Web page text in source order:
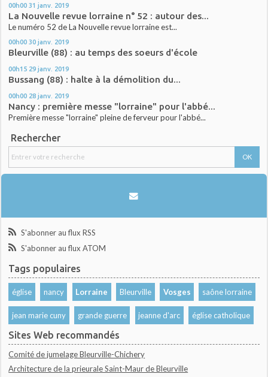
00h00 31 janv. 2019
La Nouvelle revue lorraine n° 52 : autour des...
Le numéro 52 de La Nouvelle revue lorraine est...
00h00 30 janv. 2019
Bleurville (88) : au temps des soeurs d'école
00h15 29 janv. 2019
Bussang (88) : halte à la démolition du...
00h00 28 janv. 2019
Nancy : première messe "lorraine" pour l'abbé...
Première messe "lorraine" pleine de ferveur pour l'abbé...
Rechercher
S'abonner au flux RSS
S'abonner au flux ATOM
Tags populaires
église nancy Lorraine Bleurville Vosges saône lorraine
jean marie cuny grande guerre jeanne d'arc église catholique
Sites Web recommandés
Comité de jumelage Bleurville-Chichery
Architecture de la prieurale Saint-Maur de Bleurville